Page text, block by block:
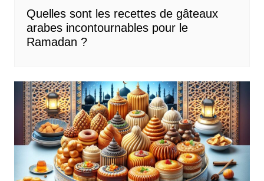
Quelles sont les recettes de gâteaux
arabes incontournables pour le
Ramadan ?